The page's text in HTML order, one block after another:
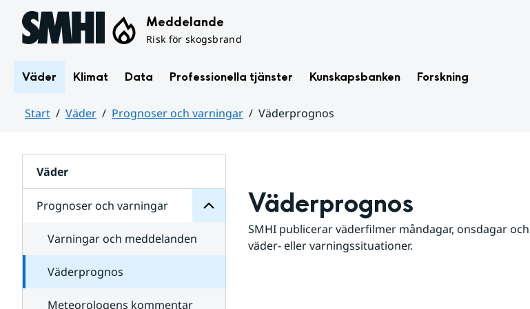
Hoppa till sidans innehåll Meddelande
Risk för skogsbrand
Väder Klimat Data Professionella tjänster Kunskapsbanken Forskning
Start Väder Prognoser och varningar
Väderprognos
Väder
Prognoser och varningar
för
varningar
Varningar och meddelanden
Väderprognos
Meteorologens kommentar
Väderprognos
SMHI publicerar väderfilmer måndagar, onsdagar
väder- eller varningssituationer.